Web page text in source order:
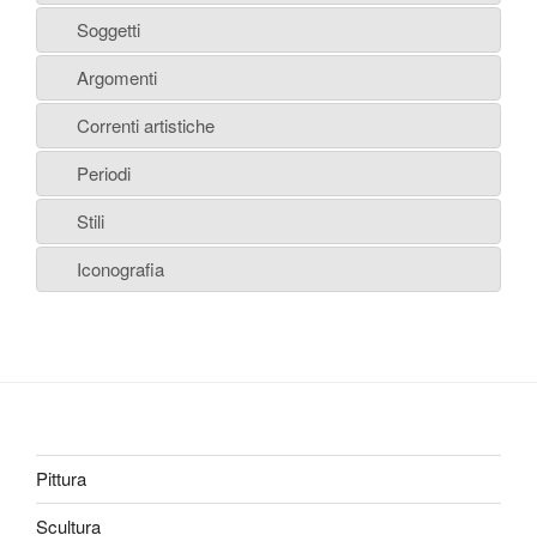
Soggetti
Argomenti
Correnti artistiche
Periodi
Stili
Iconografia
Pittura
Scultura